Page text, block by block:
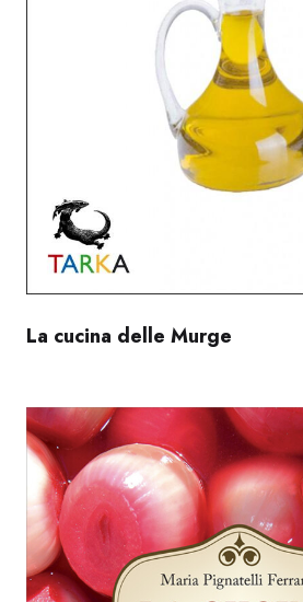
La cucina delle Murge